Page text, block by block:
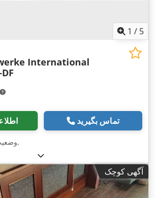
1 / 5
International
تماس بگیرید
,
آگهی کوچک